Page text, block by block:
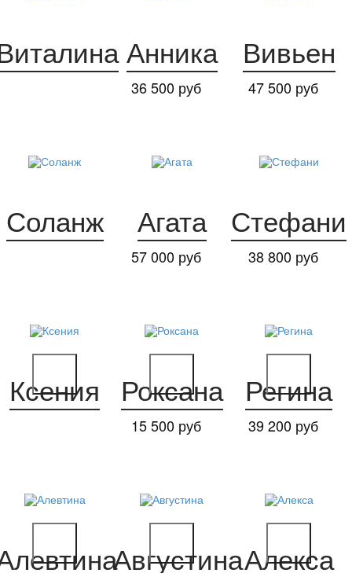
36 500 руб
Анника
47 500 руб
Вивьен
Соланж
57 000 руб
Агата
38 800 руб
Стефани
Ксения
15 500 руб
Роксана
39 200 руб
Регина
АвгустинаАлекса